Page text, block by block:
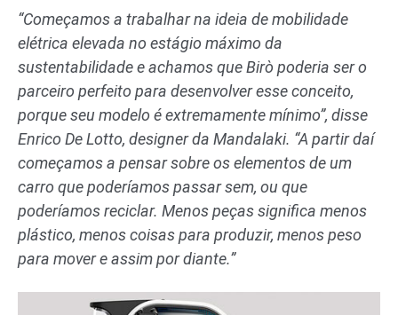
“Começamos a trabalhar na ideia de mobilidade
elétrica elevada no estágio máximo da
sustentabilidade e achamos que Birò poderia ser o
parceiro perfeito para desenvolver esse conceito,
porque seu modelo é extremamente mínimo”, disse
Enrico De Lotto, designer da Mandalaki. “A partir daí
começamos a pensar sobre os elementos de um
carro que poderíamos passar sem, ou que
poderíamos reciclar. Menos peças significa menos
plástico, menos coisas para produzir, menos peso
para mover e assim por diante.”